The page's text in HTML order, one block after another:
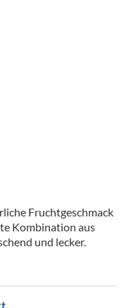
Fruchtgeschmack
Kombination aus
und lecker.